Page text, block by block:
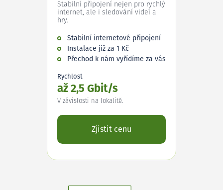
Stabilní připojení nejen pro rychlý
internet, ale i sledování videí a
hry.
Stabilní internetové připojení
Instalace již za 1 Kč
Přechod k nám vyřídíme za vás
Rychlost
až 2,5 Gbit/s
V závislosti na lokalitě.
Zjistit cenu